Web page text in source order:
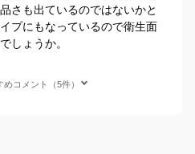
さも出ているのではないかと
プにもなっているので衛生面
しょうか。
コメント（5件）